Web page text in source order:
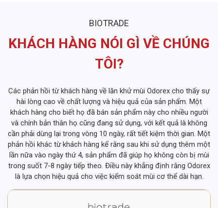
BIOTRADE
KHÁCH HÀNG NÓI GÌ VỀ CHÚNG
TÔI?
Các phản hồi từ khách hàng về lăn khử mùi Odorex cho thấy sự
hài lòng cao về chất lượng và hiệu quả của sản phẩm. Một
khách hàng cho biết họ đã bán sản phẩm này cho nhiều người
và chính bản thân họ cũng đang sử dụng, với kết quả là không
cần phải dùng lại trong vòng 10 ngày, rất tiết kiệm thời gian. Một
phản hồi khác từ khách hàng kể rằng sau khi sử dụng thêm một
lần nữa vào ngày thứ 4, sản phẩm đã giúp họ không còn bị mùi
trong suốt 7-8 ngày tiếp theo. Điều này khẳng định rằng Odorex
là lựa chọn hiệu quả cho việc kiểm soát mùi cơ thể dài hạn.